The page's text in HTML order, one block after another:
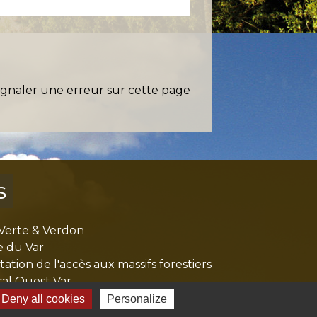
une erreur sur cette page
& Verdon
du Var
de l'accès aux massifs forestiers
Ouest Var
Provence Verte
Deny all cookies Personalize